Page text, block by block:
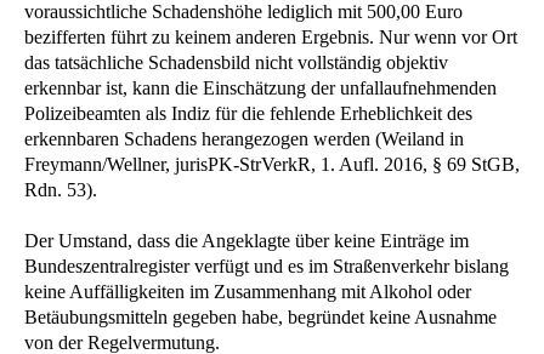
voraussichtliche Schadenshöhe lediglich mit 500,00 Euro
bezifferten führt zu keinem anderen Ergebnis. Nur wenn vor Ort
das tatsächliche Schadensbild nicht vollständig objektiv
erkennbar ist, kann die Einschätzung der unfallaufnehmenden
Polizeibeamten als Indiz für die fehlende Erheblichkeit des
erkennbaren Schadens herangezogen werden (Weiland in
Freymann/Wellner, jurisPK-StrVerkR, 1. Aufl. 2016, § 69 StGB,
Rdn. 53).
Der Umstand, dass die Angeklagte über keine Einträge im
Bundeszentralregister verfügt und es im Straßenverkehr bislang
keine Auffälligkeiten im Zusammenhang mit Alkohol oder
Betäubungsmitteln gegeben habe, begründet keine Ausnahme
von der Regelvermutung.